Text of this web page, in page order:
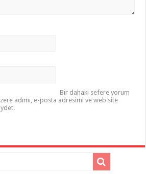
Bir dahaki sefere yorum
adımı, e-posta adresimi ve web site